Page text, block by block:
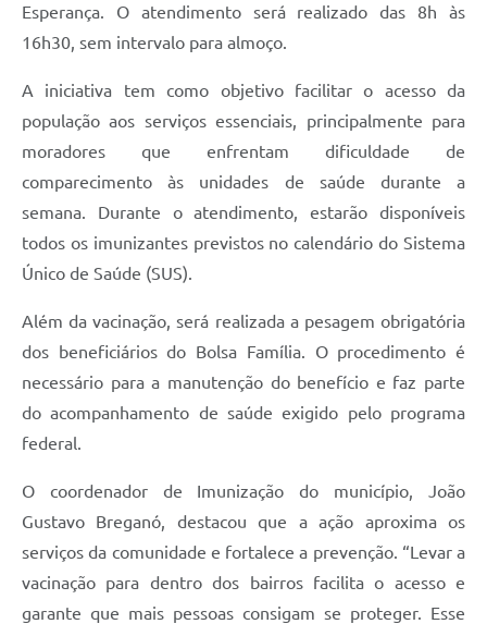
Esperança. O atendimento será realizado das 8h às
16h30, sem intervalo para almoço.
A iniciativa tem como objetivo facilitar o acesso da
população aos serviços essenciais, principalmente para
moradores que enfrentam dificuldade de
comparecimento às unidades de saúde durante a
semana. Durante o atendimento, estarão disponíveis
todos os imunizantes previstos no calendário do Sistema
Único de Saúde (SUS).
Além da vacinação, será realizada a pesagem obrigatória
dos beneficiários do Bolsa Família. O procedimento é
necessário para a manutenção do benefício e faz parte
do acompanhamento de saúde exigido pelo programa
federal.
O coordenador de Imunização do município, João
Gustavo Breganó, destacou que a ação aproxima os
serviços da comunidade e fortalece a prevenção. “Levar a
vacinação para dentro dos bairros facilita o acesso e
garante que mais pessoas consigam se proteger. Esse